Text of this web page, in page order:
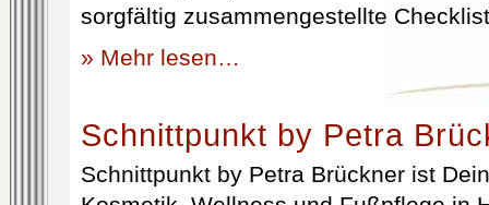
sorgfältig zusammengestellte
» Mehr lesen…
Schnittpunkt by Petra
Schnittpunkt by Petra Brückner ist